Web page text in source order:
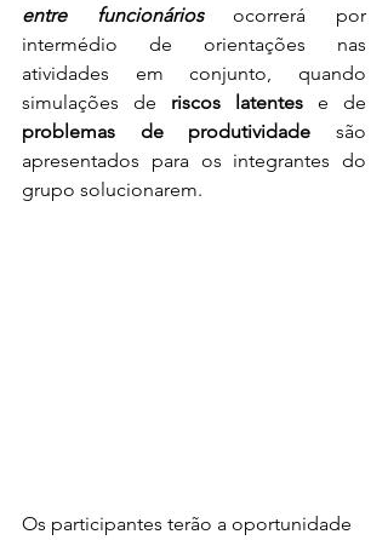
entre funcionários ocorrerá por
intermédio de orientações nas
atividades em conjunto, quando
simulações de riscos latentes
problemas de produtividade são
apresentados para os integrantes do
grupo solucionarem.
Os participantes terão a oportunidade